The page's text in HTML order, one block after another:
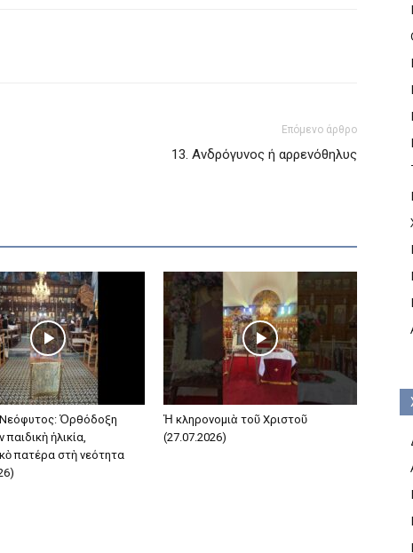
Επόμενο άρθρο
13. Ανδρόγυνος ή αρρενόθηλυς
Ὀρθόδοξη
ἡλικία,
πατέρα στὴ νεότητα
Ἡ κληρονομιὰ τοῦ Χριστοῦ
(27.07.2026)